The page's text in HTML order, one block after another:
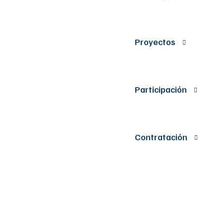
Proyectos
Participación
Contratación